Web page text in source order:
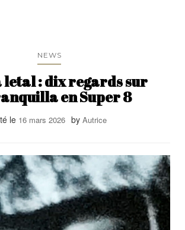
NEWS
letal : dix regards sur
en Super 8
le 16 mars 2026 by Autrice